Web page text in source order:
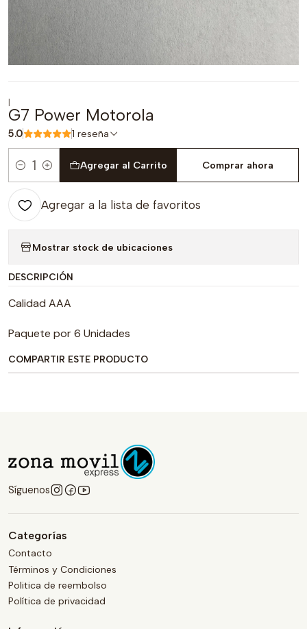
|
G7 Power Motorola
5.0 1 reseña
Cantidad
Agregar al Carrito Comprar ahora
Agregar a la lista de favoritos
Mostrar stock de ubicaciones
DESCRIPCIÓN
Calidad AAA
Paquete por 6 Unidades
COMPARTIR ESTE PRODUCTO
Síguenos
Categorías
Contacto
Términos y Condiciones
Politica de reembolso
Política de privacidad